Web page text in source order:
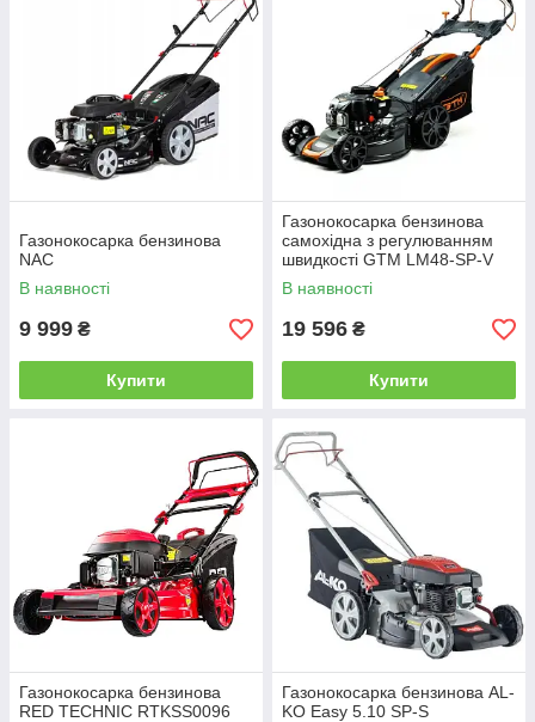
Газонокосарка бензинова
NAC
В наявності
9 999 ₴
Купити
Газонокосарка бензинова
самохідна з регулюванням
швидкості GTM LM48-SP-V
В наявності
19 596 ₴
Купити
Газонокосарка бензинова
RED TECHNIC RTKSS0096
Газонокосарка бензинова AL-
KO Easy 5.10 SP-S